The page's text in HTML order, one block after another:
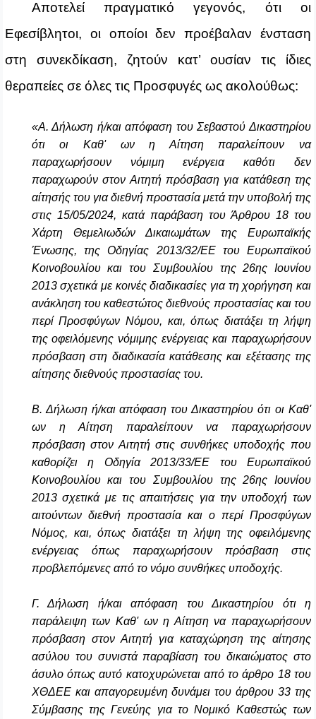
Αποτελεί πραγματικό γεγονός, ότι οι
Εφεσίβλητοι, οι οποίοι δεν προέβαλαν ένσταση
στη συνεκδίκαση, ζητούν κατ’ ουσίαν τις ίδιες
θεραπείες σε όλες τις Προσφυγές ως ακολούθως:
«Α. Δήλωση ή/και απόφαση του Σεβαστού Δικαστηρίου
ότι οι Καθ' ων η Αίτηση παραλείπουν να
παραχωρήσουν νόμιμη ενέργεια καθότι δεν
παραχωρούν στον Αιτητή πρόσβαση για κατάθεση της
αίτησής του για διεθνή προστασία μετά την υποβολή της
στις 15/05/2024, κατά παράβαση του Άρθρου 18 του
Χάρτη Θεμελιωδών Δικαιωμάτων της Ευρωπαϊκής
Ένωσης, της Οδηγίας 2013/32/ΕΕ του Ευρωπαϊκού
Κοινοβουλίου και του Συμβουλίου της 26ης Ιουνίου
2013 σχετικά με κοινές διαδικασίες για τη χορήγηση και
ανάκληση του καθεστώτος διεθνούς προστασίας και του
περί Προσφύγων Νόμου, και, όπως διατάξει τη λήψη
της οφειλόμενης νόμιμης ενέργειας και παραχωρήσουν
πρόσβαση στη διαδικασία κατάθεσης και εξέτασης της
αίτησης διεθνούς προστασίας του.
Β. Δήλωση ή/και απόφαση του Δικαστηρίου ότι οι Καθ'
ων η Αίτηση παραλείπουν να παραχωρήσουν
πρόσβαση στον Αιτητή στις συνθήκες υποδοχής που
καθορίζει η Οδηγία 2013/33/ΕΕ του Ευρωπαϊκού
Κοινοβουλίου και του Συμβουλίου της 26ης Ιουνίου
2013 σχετικά με τις απαιτήσεις για την υποδοχή των
αιτούντων διεθνή προστασία και ο περί Προσφύγων
Νόμος, και, όπως διατάξει τη λήψη της οφειλόμενης
ενέργειας όπως παραχωρήσουν πρόσβαση στις
προβλεπόμενες από το νόμο συνθήκες υποδοχής.
Γ. Δήλωση ή/και απόφαση του Δικαστηρίου ότι η
παράλειψη των Καθ' ων η Αίτηση να παραχωρήσουν
πρόσβαση στον Αιτητή για καταχώρηση της αίτησης
ασύλου του συνιστά παραβίαση του δικαιώματος στο
άσυλο όπως αυτό κατοχυρώνεται από το άρθρο 18 του
ΧΘΔΕΕ και απαγορευμένη δυνάμει του άρθρου 33 της
Σύμβασης της Γενεύης για το Νομικό Καθεστώς των